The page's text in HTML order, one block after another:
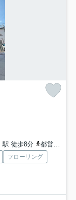
駅 徒歩8分 都営三田線「巣鴨」駅 徒歩5分
フローリング